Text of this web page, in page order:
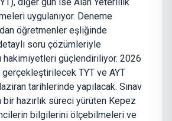
uygulanıyor. Deneme
öğretmenler eşliğinde
soru çözümleriyle
hakimiyetleri güçlendiriliyor. 2026
gerçekleştirilecek TYT ve AYT
tarihlerinde yapılacak. Sınav
hazırlık süreci yürüten Kepez
bilgilerini ölçebilmeleri ve